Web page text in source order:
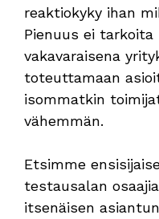
reaktiokyky ihan
Pienuus ei
vakavaraisena
toteuttamaan
isommatkin
vähemmän.
Etsimme
testausalan
itsenäisen